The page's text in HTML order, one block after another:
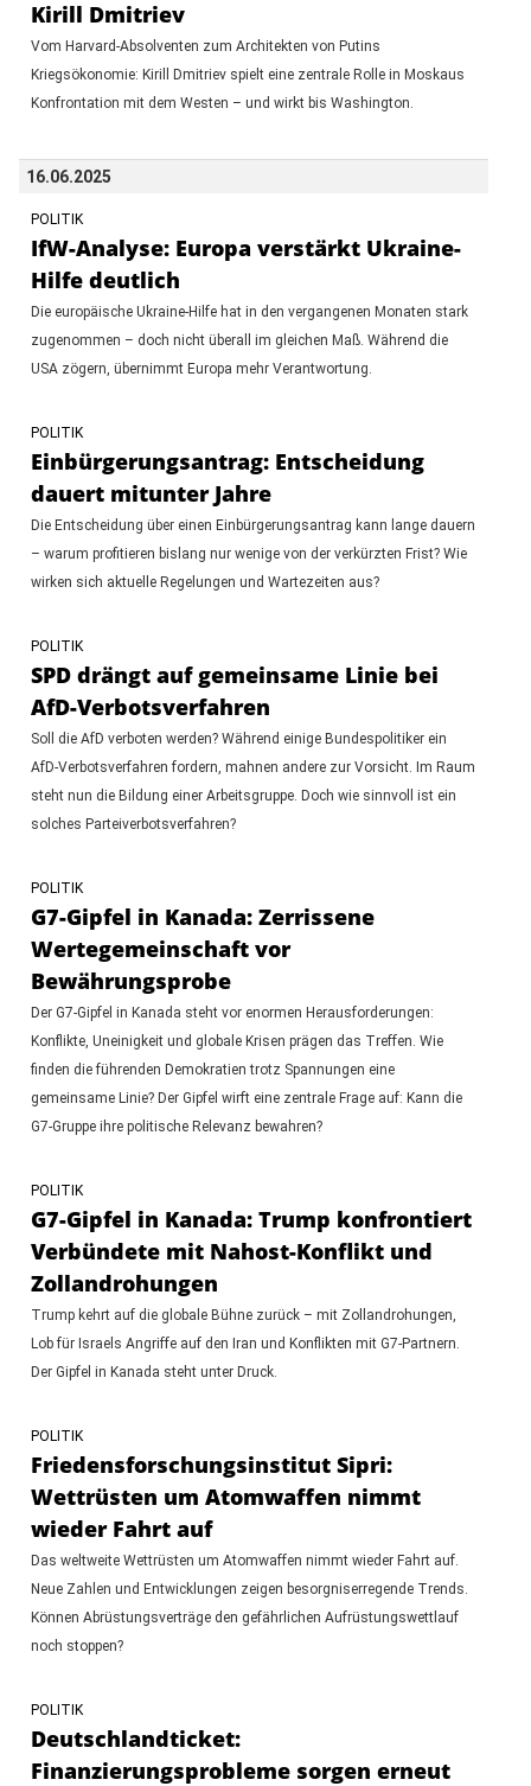
Kirill Dmitriev
Vom Harvard-Absolventen zum Architekten von Putins
Kriegsökonomie: Kirill Dmitriev spielt eine zentrale Rolle in Moskaus
Konfrontation mit dem Westen – und wirkt bis Washington.
16.06.2025
POLITIK
IfW-Analyse: Europa verstärkt Ukraine-
Hilfe deutlich
Die europäische Ukraine-Hilfe hat in den vergangenen Monaten stark
zugenommen – doch nicht überall im gleichen Maß. Während die
USA zögern, übernimmt Europa mehr Verantwortung.
POLITIK
Einbürgerungsantrag: Entscheidung
dauert mitunter Jahre
Die Entscheidung über einen Einbürgerungsantrag kann lange dauern
– warum profitieren bislang nur wenige von der verkürzten Frist? Wie
wirken sich aktuelle Regelungen und Wartezeiten aus?
POLITIK
SPD drängt auf gemeinsame Linie bei
AfD-Verbotsverfahren
Soll die AfD verboten werden? Während einige Bundespolitiker ein
AfD-Verbotsverfahren fordern, mahnen andere zur Vorsicht. Im Raum
steht nun die Bildung einer Arbeitsgruppe. Doch wie sinnvoll ist ein
solches Parteiverbotsverfahren?
POLITIK
G7-Gipfel in Kanada: Zerrissene
Wertegemeinschaft vor
Bewährungsprobe
Der G7-Gipfel in Kanada steht vor enormen Herausforderungen:
Konflikte, Uneinigkeit und globale Krisen prägen das Treffen. Wie
finden die führenden Demokratien trotz Spannungen eine
gemeinsame Linie? Der Gipfel wirft eine zentrale Frage auf: Kann die
G7-Gruppe ihre politische Relevanz bewahren?
POLITIK
G7-Gipfel in Kanada: Trump konfrontiert
Verbündete mit Nahost-Konflikt und
Zollandrohungen
Trump kehrt auf die globale Bühne zurück – mit Zollandrohungen,
Lob für Israels Angriffe auf den Iran und Konflikten mit G7-Partnern.
Der Gipfel in Kanada steht unter Druck.
POLITIK
Friedensforschungsinstitut Sipri:
Wettrüsten um Atomwaffen nimmt
wieder Fahrt auf
Das weltweite Wettrüsten um Atomwaffen nimmt wieder Fahrt auf.
Neue Zahlen und Entwicklungen zeigen besorgniserregende Trends.
Können Abrüstungsverträge den gefährlichen Aufrüstungswettlauf
noch stoppen?
POLITIK
Deutschlandticket:
Finanzierungsprobleme sorgen erneut